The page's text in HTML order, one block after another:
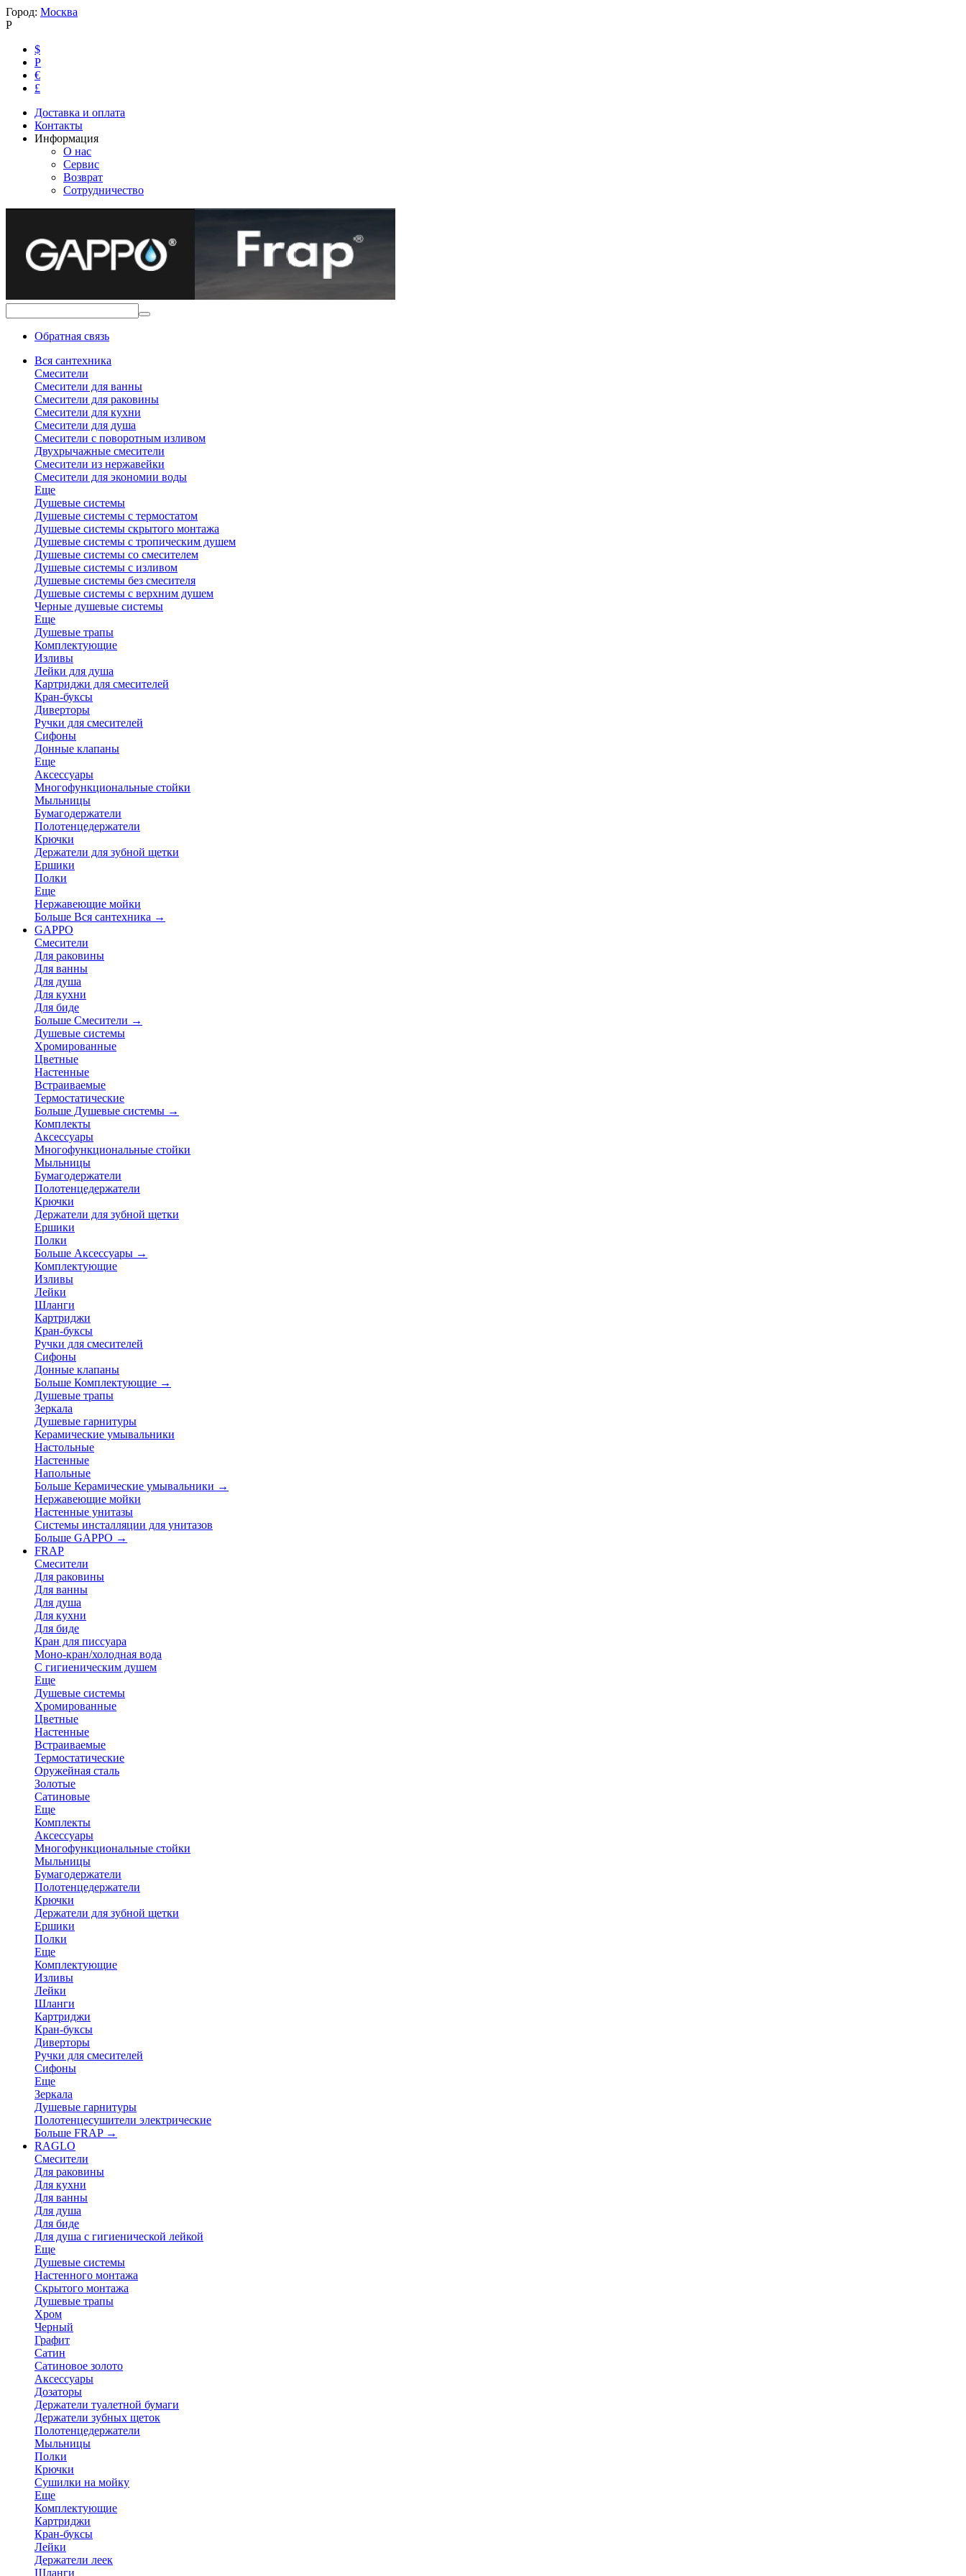
Город: Москва
Р
$
Р
€
£
Доставка и оплата
Контакты
Информация
О нас
Сервис
Возврат
Сотрудничество
Обратная связь
Вся сантехника
Смесители
Смесители для ванны
Смесители для раковины
Смесители для кухни
Смесители для душа
Смесители с поворотным изливом
Двухрычажные смесители
Смесители из нержавейки
Смесители для экономии воды
Еще
Душевые системы
Душевые системы с термостатом
Душевые системы скрытого монтажа
Душевые системы с тропическим душем
Душевые системы со смесителем
Душевые системы с изливом
Душевые системы без смесителя
Душевые системы с верхним душем
Черные душевые системы
Еще
Душевые трапы
Комплектующие
Изливы
Лейки для душа
Картриджи для смесителей
Кран-буксы
Диверторы
Ручки для смесителей
Сифоны
Донные клапаны
Еще
Аксессуары
Многофункциональные стойки
Мыльницы
Бумагодержатели
Полотенцедержатели
Крючки
Держатели для зубной щетки
Ершики
Полки
Еще
Нержавеющие мойки
Больше Вся сантехника →
GAPPO
Смесители
Для раковины
Для ванны
Для душа
Для кухни
Для биде
Больше Смесители →
Душевые системы
Хромированные
Цветные
Настенные
Встраиваемые
Термостатические
Больше Душевые системы →
Комплекты
Аксессуары
Многофункциональные стойки
Мыльницы
Бумагодержатели
Полотенцедержатели
Крючки
Держатели для зубной щетки
Ершики
Полки
Больше Аксессуары →
Комплектующие
Изливы
Лейки
Шланги
Картриджи
Кран-буксы
Ручки для смесителей
Сифоны
Донные клапаны
Больше Комплектующие →
Душевые трапы
Зеркала
Душевые гарнитуры
Керамические умывальники
Настольные
Настенные
Напольные
Больше Керамические умывальники →
Нержавеющие мойки
Настенные унитазы
Системы инсталляции для унитазов
Больше GAPPO →
FRAP
Смесители
Для раковины
Для ванны
Для душа
Для кухни
Для биде
Кран для писсуара
Моно-кран/холодная вода
С гигиеническим душем
Еще
Душевые системы
Хромированные
Цветные
Настенные
Встраиваемые
Термостатические
Оружейная сталь
Золотые
Сатиновые
Еще
Комплекты
Аксессуары
Многофункциональные стойки
Мыльницы
Бумагодержатели
Полотенцедержатели
Крючки
Держатели для зубной щетки
Ершики
Полки
Еще
Комплектующие
Изливы
Лейки
Шланги
Картриджи
Кран-буксы
Диверторы
Ручки для смесителей
Сифоны
Еще
Зеркала
Душевые гарнитуры
Полотенцесушители электрические
Больше FRAP →
RAGLO
Смесители
Для раковины
Для кухни
Для ванны
Для душа
Для биде
Для душа с гигиенической лейкой
Еще
Душевые системы
Настенного монтажа
Скрытого монтажа
Душевые трапы
Хром
Черный
Графит
Сатин
Сатиновое золото
Аксессуары
Дозаторы
Держатели туалетной бумаги
Держатели зубных щеток
Полотенцедержатели
Мыльницы
Полки
Крючки
Сушилки на мойку
Еще
Комплектующие
Картриджи
Кран-буксы
Лейки
Держатели леек
Шланги